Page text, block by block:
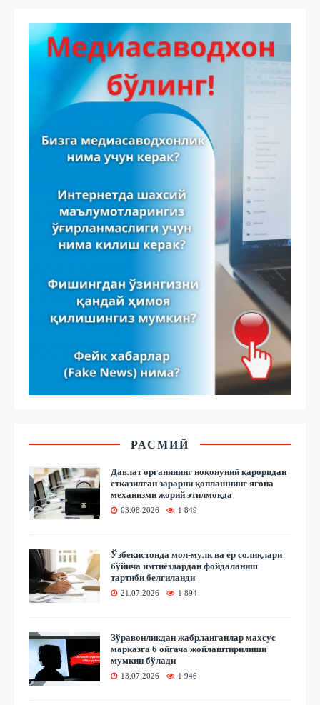
РАСМИЙ
Давлат органининг ноқонуний қароридан
етказилган зарарни қоплашнинг ягона
механизми жорий этилмоқда
03.08.2026 1 849
Ўзбекистонда мол-мулк ва ер солиқлари
бўйича имтиёзлардан фойдаланиш
тартиби белгиланди
21.07.2026 1 894
Зўравонликдан жабрланганлар махсус
марказга 6 ойгача жойлаштирилиши
мумкин бўлади
13.07.2026 1 946